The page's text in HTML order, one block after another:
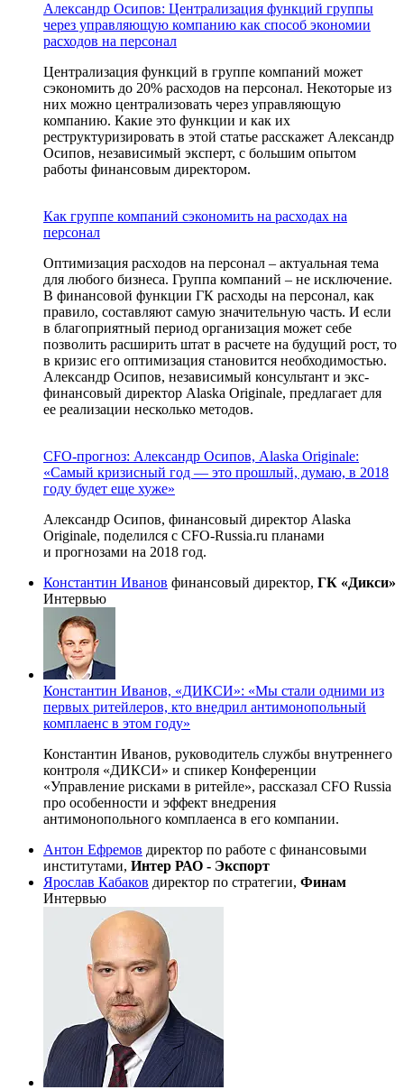
Александр Осипов: Централизация функций группы
через управляющую компанию как способ экономии
расходов на персонал
Централизация функций в группе компаний может
сэкономить до 20% расходов на персонал. Некоторые из
них можно централизовать через управляющую
компанию. Какие это функции и как их
реструктуризировать в этой статье расскажет Александр
Осипов, независимый эксперт, с большим опытом
работы финансовым директором.
Как группе компаний сэкономить на расходах на
персонал
Оптимизация расходов на персонал – актуальная тема
для любого бизнеса. Группа компаний – не исключение.
В финансовой функции ГК расходы на персонал, как
правило, составляют самую значительную часть. И если
в благоприятный период организация может себе
позволить расширить штат в расчете на будущий рост, то
в кризис его оптимизация становится необходимостью.
Александр Осипов, независимый консультант и экс-
финансовый директор Alaska Originale, предлагает для
ее реализации несколько методов.
CFO-прогноз: Александр Осипов, Alaska Originale:
«Самый кризисный год — это прошлый, думаю, в 2018
году будет еще хуже»
Александр Осипов, финансовый директор Alaska
Originale, поделился с CFO-Russia.ru планами
и прогнозами на 2018 год.
Константин Иванов финансовый директор, ГК «Дикси»
Интервью
Константин Иванов, «ДИКСИ»: «Мы стали одними из
первых ритейлеров, кто внедрил антимонопольный
комплаенс в этом году»
Константин Иванов, руководитель службы внутреннего
контроля «ДИКСИ» и спикер Конференции
«Управление рисками в ритейле», рассказал CFO Russia
про особенности и эффект внедрения
антимонопольного комплаенса в его компании.
Антон Ефремов директор по работе с финансовыми
институтами, Интер РАО - Экспорт
Ярослав Кабаков директор по стратегии, Финам
Интервью